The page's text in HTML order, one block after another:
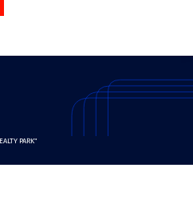
PARK"